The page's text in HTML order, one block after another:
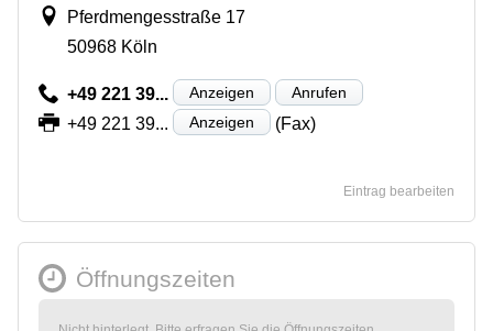
Pferdmengesstraße 17
50968 Köln
+49 221 39... Anzeigen Anrufen
+49 221 39... Anzeigen (Fax)
Eintrag bearbeiten
Öffnungszeiten